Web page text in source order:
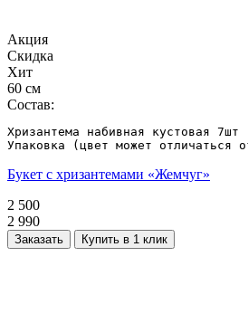
Акция
Скидка
Хит
60 см
Состав:
Хризантема набивная кустовая 7шт
Упаковка (цвет может отличаться
Букет с хризантемами «Жемчуг»
2 500
2 990
Заказать Купить в 1 клик